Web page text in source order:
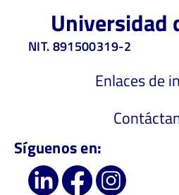
Universidad
NIT. 891500319-2
Enlaces de
Síguenos en: